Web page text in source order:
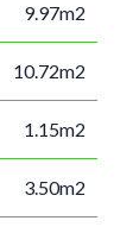
9.97m2
10.72m2
1.15m2
3.50m2